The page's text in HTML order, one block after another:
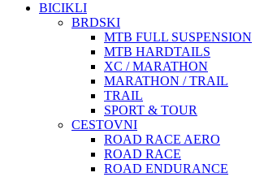
BICIKLI
BRDSKI
MTB FULL SUSPENSION
MTB HARDTAILS
XC / MARATHON
MARATHON / TRAIL
TRAIL
SPORT & TOUR
CESTOVNI
ROAD RACE AERO
ROAD RACE
ROAD ENDURANCE